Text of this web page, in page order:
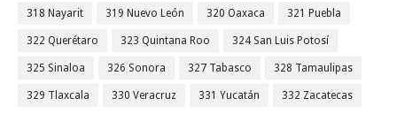
318 Nayarit 319 Nuevo León 320 Oaxaca 321 Puebla
322 Querétaro 323 Quintana Roo 324 San Luis Potosí
325 Sinaloa 326 Sonora 327 Tabasco 328 Tamaulipas
329 Tlaxcala 330 Veracruz 331 Yucatán 332 Zacatecas